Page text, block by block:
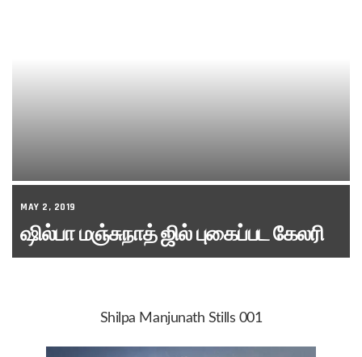
MAY 2, 2019
ஷில்பா மஞ்சுநாத் ஜில் புகைப்பட கேலரி
Shilpa Manjunath Stills 001